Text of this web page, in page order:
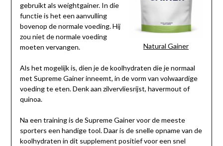
Natural Gainer
gebruikt als weightgainer. In die
functie is het een aanvulling
bovenop de normale voeding. Hij
zou niet de normale voeding
moeten vervangen.
Als het mogelijk is, dien je de koolhydraten die je normaal
met Supreme Gainer inneemt, in de vorm van volwaardige
voeding te eten. Denk aan zilvervliesrijst, havermout of
quinoa.
Na een training is de Supreme Gainer voor de meeste
sporters een handige tool. Daar is de snelle opname van de
koolhydraten in dit supplement positief voor een snel